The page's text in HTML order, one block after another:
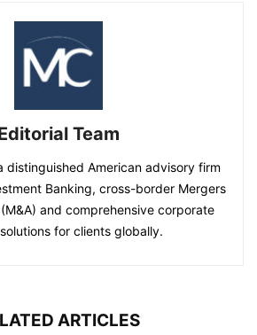
Team
distinguished American advisory firm
Banking, cross-border Mergers
and comprehensive corporate
for clients globally.
ARTICLES